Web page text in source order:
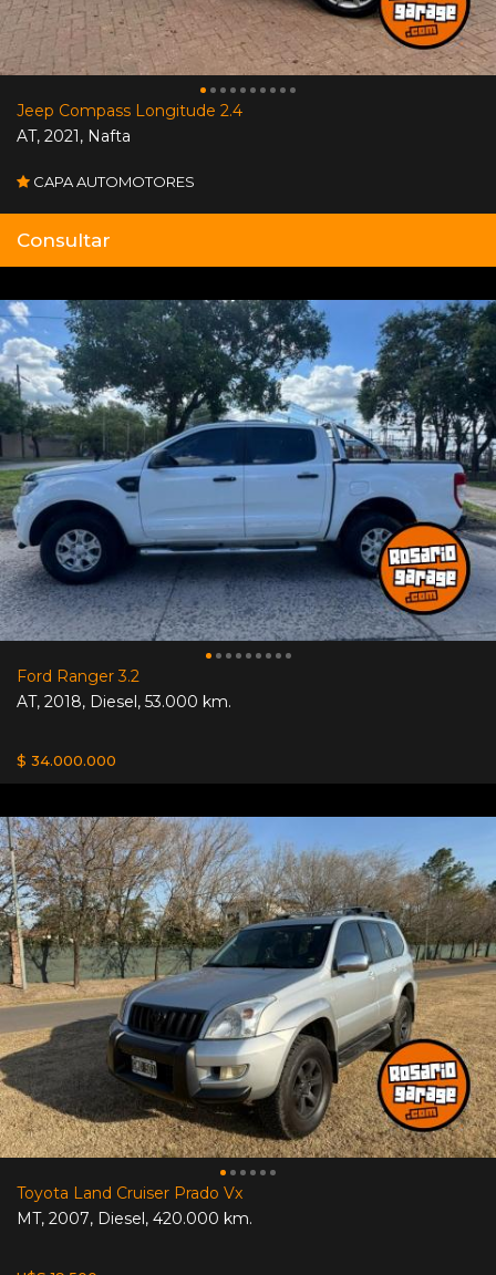
Jeep Compass Longitude 2.4
AT, 2021, Nafta
CAPA AUTOMOTORES
Consultar
Ford Ranger 3.2
AT, 2018, Diesel, 53.000 km.
$ 34.000.000
Toyota Land Cruiser Prado Vx
MT, 2007, Diesel, 420.000 km.